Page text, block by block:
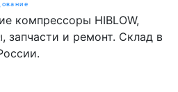
компрессоры HIBLOW,
запчасти и ремонт. Склад в